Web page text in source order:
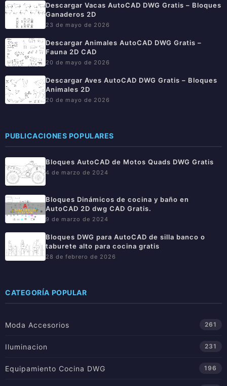
Descargar Vacas AutoCAD DWG Gratis – Bloques
Ganaderos 2D
23 de mayo de 2026
Descargar Animales AutoCAD DWG Gratis –
Fauna 2D CAD
20 de mayo de 2026
Descargar Aves AutoCAD DWG Gratis – Bloques
Animales 2D
20 de mayo de 2026
PUBLICACIONES POPULARES
Bloques AutoCAD de Motos Quads DWG Gratis
4 de marzo de 2024
Bloques Dinámicos de cocina y baño en
AutoCAD 2D dwg CAD Gratis.
9 de marzo de 2024
Bloques DWG para AutoCAD de silla banco o
taburete alto para cocina gratis
28 de febrero de 2026
CATEGORÍA POPULAR
Moda Accesorios 261
Iluminacion 231
Equipamiento Cocina DWG 196